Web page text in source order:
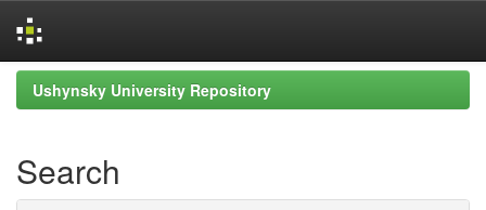
Skip
navigation
Ushynsky University Repository
Search